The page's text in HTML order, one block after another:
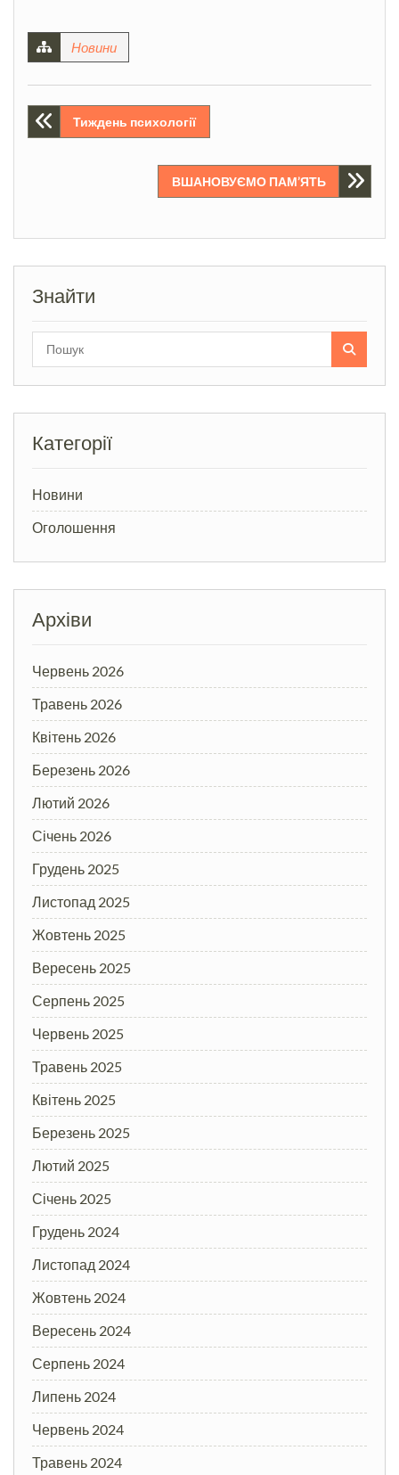
Новини
Навігація
Тиждень психології
ВШАНОВУЄМО ПАМ’ЯТЬ
Знайти
Категорії
Новини
Оголошення
Архіви
Червень 2026
Травень 2026
Квітень 2026
Березень 2026
Лютий 2026
Січень 2026
Грудень 2025
Листопад 2025
Жовтень 2025
Вересень 2025
Серпень 2025
Червень 2025
Травень 2025
Квітень 2025
Березень 2025
Лютий 2025
Січень 2025
Грудень 2024
Листопад 2024
Жовтень 2024
Вересень 2024
Серпень 2024
Липень 2024
Червень 2024
Травень 2024